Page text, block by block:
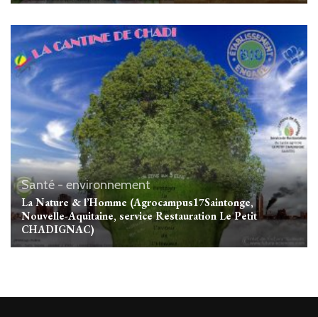
Santé - environnement
La Nature & l’Homme (Agrocampus17Saintonge,
Nouvelle-Aquitaine, service Restauration Le Petit
CHADIGNAC)